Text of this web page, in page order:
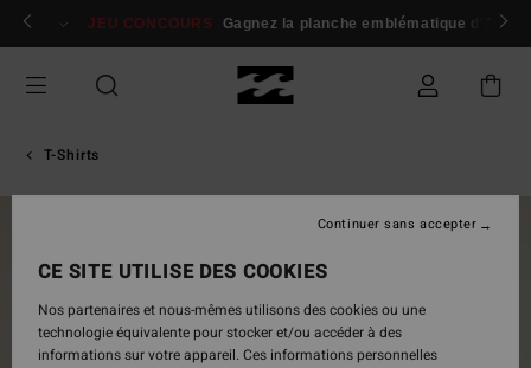
Passer
Se connecter / s'inscrire
JEU CONCOURS Gagnez la planche emblématique d'Andy
T-Shirts
CE SITE UTILISE DES COOKIES
Nos partenaires et nous-mêmes utilisons des cookies ou une
technologie équivalente pour stocker et/ou accéder à des
informations sur votre appareil. Ces informations personnelles
Continuer sans accepter